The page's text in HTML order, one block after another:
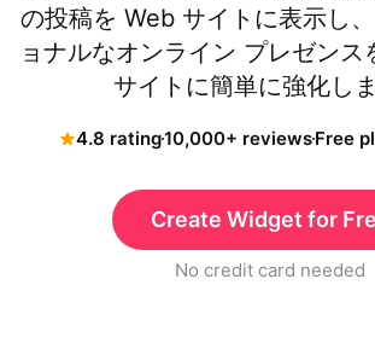
の投稿を Web サイトに表示し
ョナルなオンライン プレゼン
サイトに簡単に強化しま
4.8 rating10,000+ reviewsFree
Create Widget for
No credit card needed